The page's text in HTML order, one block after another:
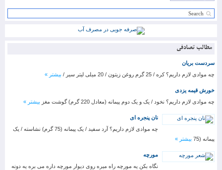
مطالب تصادفی
سردست بریان
چه موادی لازم داریم؟ کره / 25 گرم روغن زیتون / 20 میلی لیتر سیر /
بیشتر »
خورش قیمه یزدی
چه موادی لازم داریم؟ نخود / یک و یک دوم پیمانه (معادل 220 گرم) گوشت مغز
بیشتر »
نان پنجره ای
چه موادی لازم داریم؟ آرد سفید / یک پیمانه (75 گرم) نشاسته / یک
پیمانه (75
بیشتر »
مورچه
نگاه بکن یه مورچه راه میره روی دیوار مورچه داره می بره یه دونه